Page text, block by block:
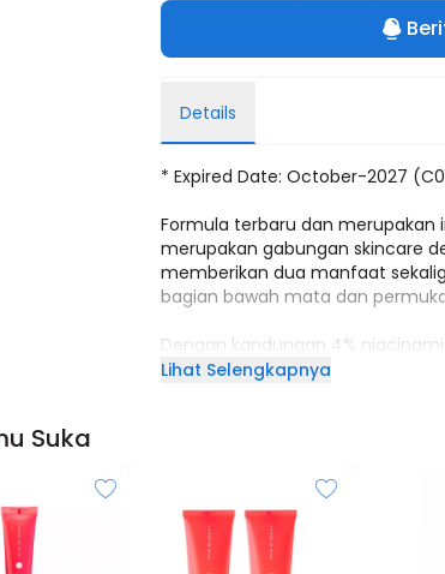
Details
* Expired Date: October-2027
Formula terbaru dan
merupakan gabungan skincare
memberikan dua manfaat
bagian bawah mata dan
Dengan kandungan 4%
yang memberikan hasil
(terbukti secara klinis dalam
sinar blue light, dan polusi 2.5 PM
- Lactic Acid: NMF yang
kulit dan meratakan warna kulit
Lihat Selengkapnya
Suka